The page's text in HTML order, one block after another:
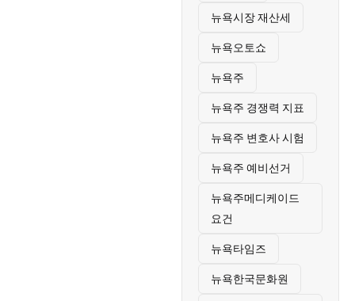
뉴욕시장 재산세
뉴욕오토쇼
뉴욕주
뉴욕주 경쟁력 지표
뉴욕주 변호사 시험
뉴욕주 예비선거
뉴욕주메디케이드
요건
뉴욕타임즈
뉴욕한국문화원